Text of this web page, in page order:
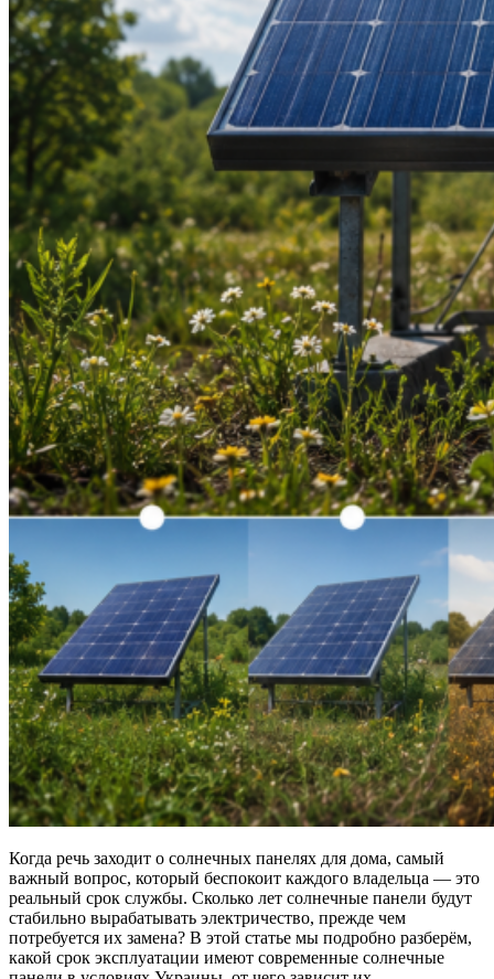
Когда речь заходит о солнечных панелях для дома, самый
важный вопрос, который беспокоит каждого владельца — это
реальный срок службы. Сколько лет солнечные панели будут
стабильно вырабатывать электричество, прежде чем
потребуется их замена? В этой статье мы подробно разберём,
какой срок эксплуатации имеют современные солнечные